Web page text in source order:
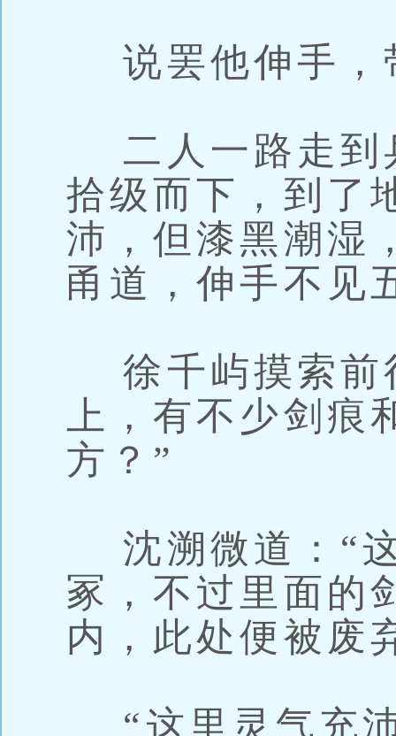
说罢他伸手，
二人一路走到
拾级而下，到了
沛，但漆黑潮湿
甬道，伸手不见
徐千屿摸索前
上，有不少剑痕
方？”
沈溯微道：“
冢，不过里面的
内，此处便被废
“这里灵气充